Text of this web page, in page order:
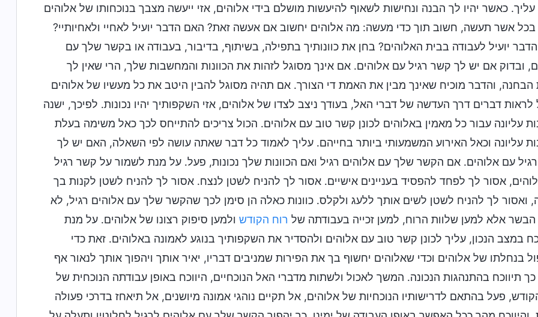
כאשר יהיו לך הבנה ונחישות לשאוף להיעשות מושלם בידי אלוהים, אזי ייעשה מצבך בנוכחותו של אלוהים
בכל אשר תעשה, חשוב תוך כדי מעשה: מה אלוהים יחשוב אם אעשה זאת? האם הדבר יועיל לאחיי ולאחיותיי?
יועיל לעבודה בבית האלוהים? בחן את כוונותיך בתפילה, בשיתוף, בדיבור, בעבודה או בקשר שלך עם
ובדוק אם יש לך קשר רגיל עם אלוהים. אם אינך מסוגל לזהות את הכוונות והמחשבות שלך, הרי שאין לך
הבחנה, והדבר מוכיח שאינך מבין את האמת די הצורך. אם תהיה מסוגל להבין היטב את כל מעשיו של אלוהים
לראות דברים דרך העדשה של דברי האל, בעודך ניצב לצדו של אלוהים, אזי השקפותיך יהיו נכונות. לפיכך, ישנה
עליונה עבור כל מאמין באלוהים לכונן קשר טוב עם אלוהים. הכול צריכים להתייחס לכך כאל משימה בעלת
עליונה וכאל האירוע המשמעותי ביותר בחייהם. עליך לאמוד כל דבר שאתה עושה לפי השאלה, האם יש לך
עם אלוהים. אם הקשר שלך עם אלוהים רגיל ואם הכוונות שלך נכונות, פעל. על מנת לשמור על קשר רגיל
אסור לך לפחד להפסיד בעניינים אישיים. אסור לך להניח לשטן לנצח. אסור לך להניח לשטן לקנות בך
ואסור לך להניח לשטן לשים אותך ללעג ולקלס. כוונות כאלה הן סימן לכך שהקשר שלך עם אלוהים רגיל, לא
הבשר אלא למען שלוות הרוח, למען זכייה בעבודתה של רוח הקודש ולמען סיפוק רצונו של אלוהים. על מנת
במצב הנכון, עליך לכונן קשר טוב עם אלוהים ולהסדיר את השקפותיך בנוגע לאמונה באלוהים. זאת כדי
בנחלתו של אלוהים וכדי שאלוהים יחשוף בך את הפירות שמניבים דבריו, יאיר אותך ויהפוך אותך לנאור אף
כך תיווכח בהתנהגות הנכונה. המשך לאכול ולשתות מדברי האל הנוכחיים, היווכח באופן עבודתה הנוכחית של
פעל בהתאם לדרישותיו הנוכחיות של אלוהים, אל תקיים נוהגי אמונה מיושנים, אל תיאחז בדרכי פעולה